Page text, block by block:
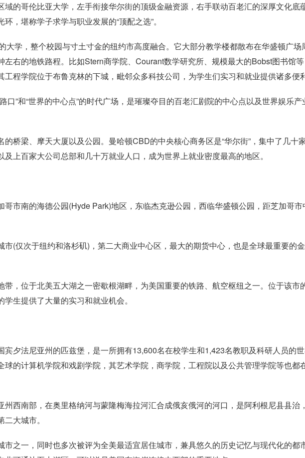
的哥伦比亚大学，左手衔接华尔街的顶级金融资源，右手联动百老汇的深厚文化底
，堪称学子求学与职业发展的“顶配之选”。
大学，整个校园与寸土寸金的纽约市高度融合。它大部分教学楼都散布在华盛顿广场
左右的地铁路程。比如Stern商学院、Courant数学研究所、规模最大的Bobst图书馆等
程学院位于布鲁克林的下城，毗邻众多科技公司，为学生们实习和就业提供诸多便利
口”和“世界的中心点”的时代广场，是璀璨夺目的百老汇剧院的中心点以及世界娱乐产
的桥梁、摩天大厦以及公园。曼哈顿CBD的中央核心商务区是“华尔街”，集中了几十
上百家大公司总部和几十万就业人口，成为世界上就业密度最高的地区。
哥市南的海德公园(Hyde Park)地区，东临杰克逊公园，西临华盛顿公园，距芝加哥市
市(仅次于纽约和洛杉矶)，第二大商业中心区，最大的期货中心，也是全球最重要的
带，位于北美五大湖之一密歇根湖畔，为美国重要的铁路、航空枢纽之一。位于该市
生提供了大量的实习和就业机会。
宾夕法尼亚州的匹兹堡，是一所拥有13,600名在校学生和1,423名教职及科研人员的
球的计算机学院和戏剧学院，其艺术学院，商学院，工程院以及公共管理学院等也都
州西南部，在奥里格纳河与蒙隆梅海拉河汇合成俄亥俄河的河口，是阿利根尼县县治
大城市。
市之一，同时也多次被评为全美最适宜居住城市，兼具悠久的历史记忆与现代化的都